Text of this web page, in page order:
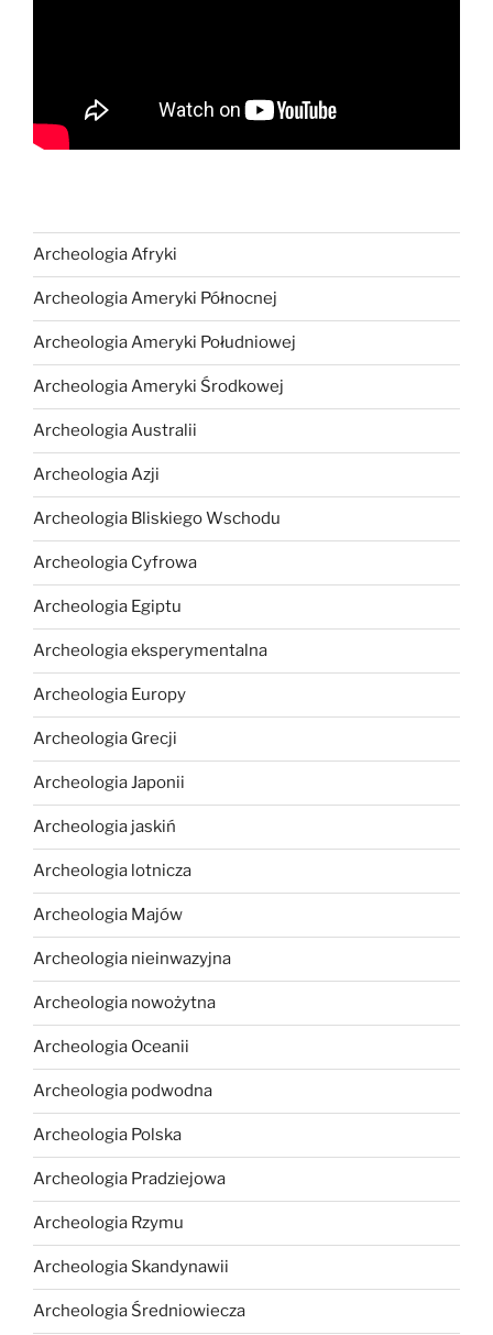
Archeologia Afryki
Archeologia Ameryki Północnej
Archeologia Ameryki Południowej
Archeologia Ameryki Środkowej
Archeologia Australii
Archeologia Azji
Archeologia Bliskiego Wschodu
Archeologia Cyfrowa
Archeologia Egiptu
Archeologia eksperymentalna
Archeologia Europy
Archeologia Grecji
Archeologia Japonii
Archeologia jaskiń
Archeologia lotnicza
Archeologia Majów
Archeologia nieinwazyjna
Archeologia nowożytna
Archeologia Oceanii
Archeologia podwodna
Archeologia Polska
Archeologia Pradziejowa
Archeologia Rzymu
Archeologia Skandynawii
Archeologia Średniowiecza